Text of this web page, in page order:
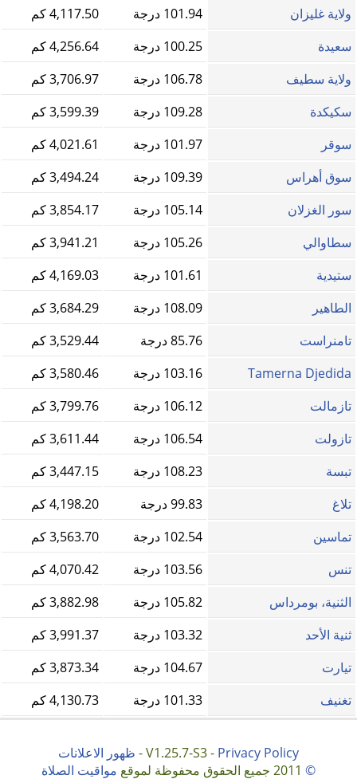
ولاية غليزان
101.94 درجة
4,117.50 كم
سعيدة
100.25 درجة
4,256.64 كم
ولاية سطيف
106.78 درجة
3,706.97 كم
سكيكدة
109.28 درجة
3,599.39 كم
سوقر
101.97 درجة
4,021.61 كم
سوق أهراس
109.39 درجة
3,494.24 كم
سور الغزلان
105.14 درجة
3,854.17 كم
سطاوالي
105.26 درجة
3,941.21 كم
ستيدية
101.61 درجة
4,169.03 كم
الطاهير
108.09 درجة
3,684.29 كم
تامنراست
85.76 درجة
3,529.44 كم
Tamerna Djedida
103.16 درجة
3,580.46 كم
تازمالت
106.12 درجة
3,799.76 كم
تازولت
106.54 درجة
3,611.44 كم
تبسة
108.23 درجة
3,447.15 كم
تلاغ
99.83 درجة
4,198.20 كم
تماسين
102.54 درجة
3,563.70 كم
تنس
103.56 درجة
4,070.42 كم
الثنية، بومرداس
105.82 درجة
3,882.98 كم
ثنية الأحد
103.32 درجة
3,991.37 كم
تيارت
104.67 درجة
3,873.34 كم
تغنيف
101.33 درجة 4,130.73 كم
V1.25.7-S3 - Privacy Policy
- ظهور الاعلانات
©
مواقيت الصلاة